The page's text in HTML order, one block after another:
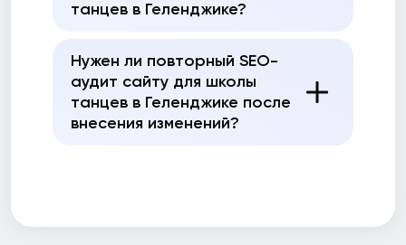
танцев в Геленджике?
Нужен ли повторный SEO-
аудит сайту для школы
танцев в Геленджике после
внесения изменений?